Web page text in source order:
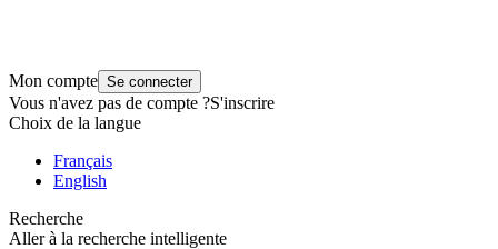
Mon compte Se connecter
Vous n'avez pas de compte ?S'inscrire
Choix de la langue
Français
English
Recherche
Aller à la recherche intelligente